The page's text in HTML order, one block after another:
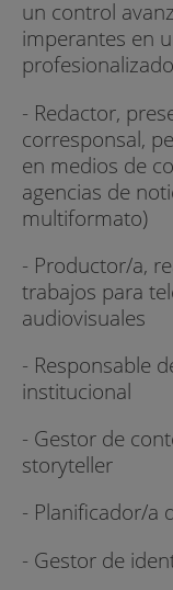
un control
imperantes en
- Redactor,
corresponsal,
en medios de
agencias de
multiformato)
- Productor/a,
trabajos para
audiovisuales
- Responsable
institucional
- Gestor de
storyteller
- Planificador/a
- Gestor de